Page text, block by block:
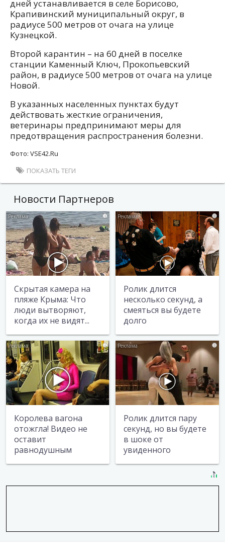
дней устанавливается в селе Борисово,
Крапивинский муниципальный округ, в
радиусе 500 метров от очага на улице
Кузнецкой.
Второй карантин – на 60 дней в поселке
станции Каменный Ключ, Прокопьевский
район, в радиусе 500 метров от очага на улице
Новой.
В указанных населенных пунктах будут
действовать жесткие ограничения,
ветеринары предпринимают меры для
предотвращения распространения болезни.
Фото: VSE42.Ru
ПОКАЗАТЬ ТЕГИ
Новости Партнеров
i
Скрытая камера на
пляже Крыма: Что
люди вытворяют,
когда их не видят...
i
Ролик длится
несколько секунд, а
смеяться вы будете
долго
i
Королева вагона
отожгла! Видео не
оставит
равнодушным
i
Ролик длится пару
секунд, но вы будете
в шоке от
увиденного